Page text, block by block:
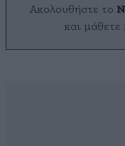
Ακολουθήστε το
και μάθετε